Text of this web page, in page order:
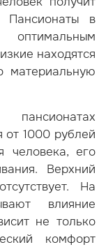
в
оптимальным
находятся
материальную
от 1000 рублей
человека, его
Верхний
На
влияние
не только
комфорт